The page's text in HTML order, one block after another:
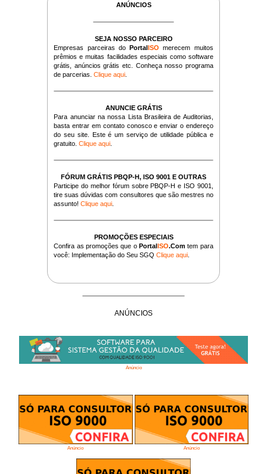
ANÚNCIOS
SEJA NOSSO PARCEIRO
Empresas parceiras doPortalISO merecem muitos
prêmios e muitas facilidades especiais como software
grátis, anúncios grátis etc. Conheça nosso programa
de parcerias.Clique aqui
ANUNCIE GRÁTIS
Para anunciar na nossa Lista Brasileira de Auditorias,
basta entrar em contato conosco e enviar o endereço
do seu site. Este é um serviço de utilidade pública e
gratuito.Clique aqui
FÓRUM GRÁTIS PBQP-H, ISO 9001 E OUTRAS
Participe do melhor fórum sobre PBQP-H e ISO 9001,
tire suas dúvidas com consultores que são mestres no
assunto!Clique aqui
PROMOÇÕES ESPECIAIS
Confira as promoções que oPortalISO.Com tem para
você: Implementação do Seu SGQClique aqui
ANÚNCIOS
Anúncio
Anúncio Anúncio